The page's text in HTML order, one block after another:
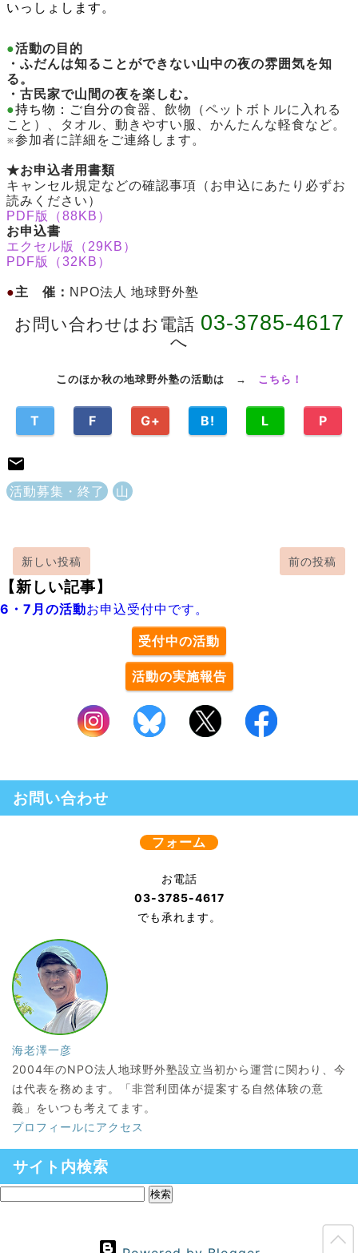
いっしょします。
●活動の目的
・ふだんは知ることができない山中の夜の雰囲気を知
る。
・古民家で山間の夜を楽しむ。
●持ち物：ご自分の食器、飲物（ペットボトルに入れる
こと）、タオル、動きやすい服、かんたんな軽食など。
※参加者に詳細をご連絡します。
★お申込者用書類
キャンセル規定などの確認事項（お申込にあたり必ずお
読みください）
PDF版（88KB）
お申込書
エクセル版（29KB）
PDF版（32KB）
●主 催： NPO法人 地球野外塾
お問い合わせはお電話 03-3785-4617
へ
こ のほか秋の地球野外塾の活動は → こちら！
T F G+ B! L P
活動募集・終了 山
新しい投稿 前の投稿
【新しい記事】
6・7月の活動お申込受付中です。
受付中の活動
活動の実施報告
お問い合わせ
フォーム
お電話
03-3785-4617
でも承れます。
海老澤一彦
2004年のNPO法人地球野外塾設立当初から運営に関わり、今
は代表を務めます。「非営利団体が提案する自然体験の意
義」をいつも考えてます。
プロフィールにアクセス
サイト内検索